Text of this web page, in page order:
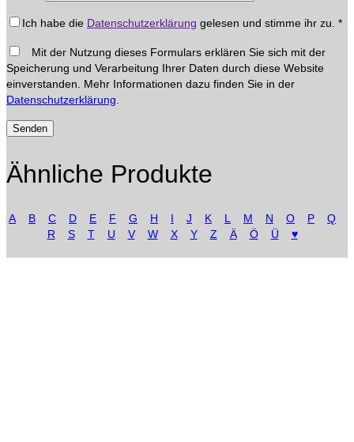
Ich habe die Datenschutzerklärung gelesen und stimme ihr zu. *
Mit der Nutzung dieses Formulars erklären Sie sich mit der
Speicherung und Verarbeitung Ihrer Daten durch diese Website
einverstanden. Mehr Informationen dazu finden Sie in der
Datenschutzerklärung
Ähnliche Produkte
A B C D E F G H I J K L M N O P
Q
R
S T U V W X Y Z Ä Ö Ü ♥